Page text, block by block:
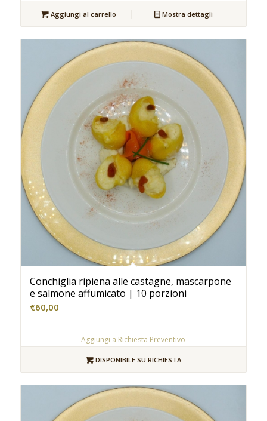
Aggiungi al carrello Mostra dettagli
Conchiglia ripiena alle castagne, mascarpone
e salmone affumicato | 10 porzioni
€60,00
Aggiungi a Richiesta Preventivo
DISPONIBILE SU RICHIESTA